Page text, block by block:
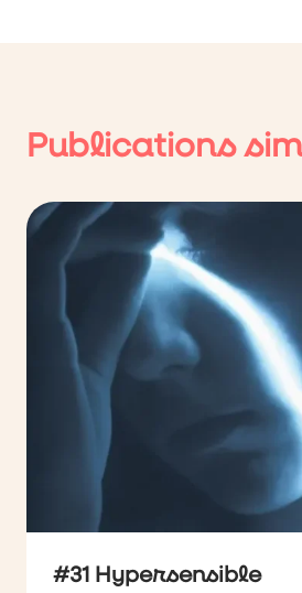
Publications
#31 Hypersensible